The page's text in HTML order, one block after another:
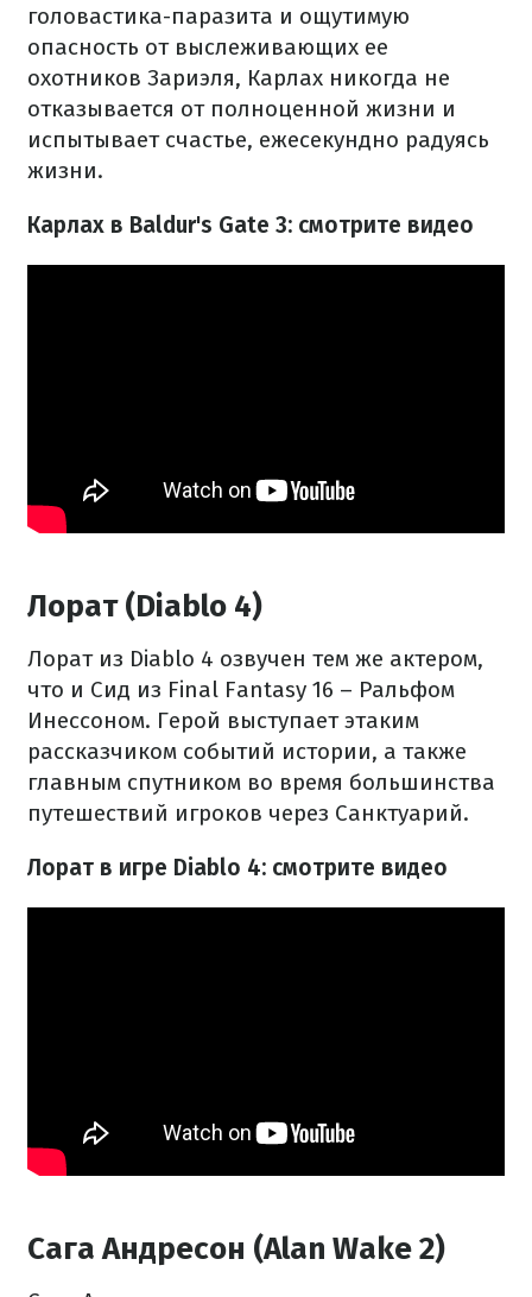
головастика-паразита и ощутимую
опасность от выслеживающих ее
охотников Зариэля, Карлах никогда не
отказывается от полноценной жизни и
испытывает счастье, ежесекундно радуясь
жизни.
Карлах в Baldur's Gate 3: смотрите видео
Лорат (Diablo 4)
Лорат из Diablo 4 озвучен тем же актером,
что и Сид из Final Fantasy 16 – Ральфом
Инессоном. Герой выступает этаким
рассказчиком событий истории, а также
главным спутником во время большинства
путешествий игроков через Санктуарий.
Лорат в игре Diablo 4: смотрите видео
Сага Андресон (Alan Wake 2)